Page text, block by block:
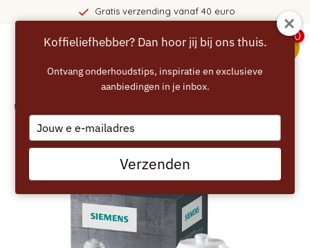
Gratis verzending vanaf 40 euro
0
Home
Koffieliefhebber? Dan hoor jij bij ons thuis.
Ontvang onderhoudstips, inspiratie en exclusieve
aanbiedingen in je inbox.
Type
your
email
Verzenden